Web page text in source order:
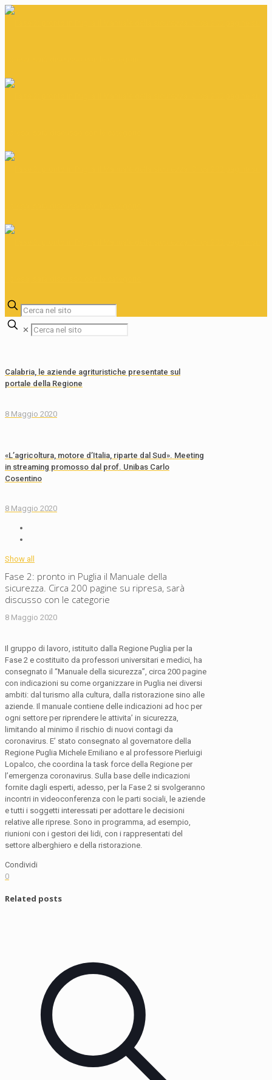
✕
Calabria, le aziende agrituristiche presentate sul
portale della Regione
8 Maggio 2020
«L’agricoltura, motore d’Italia, riparte dal Sud». Meeting
in streaming promosso dal prof. Unibas Carlo
Cosentino
8 Maggio 2020
Show all
Fase 2: pronto in Puglia il Manuale della
sicurezza. Circa 200 pagine su ripresa, sarà
discusso con le categorie
8 Maggio 2020
Il gruppo di lavoro, istituito dalla Regione Puglia per la
Fase 2 e costituito da professori universitari e medici, ha
consegnato il “Manuale della sicurezza”, circa 200 pagine
con indicazioni su come organizzare in Puglia nei diversi
ambiti: dal turismo alla cultura, dalla ristorazione sino alle
aziende. Il manuale contiene delle indicazioni ad hoc per
ogni settore per riprendere le attivita’ in sicurezza,
limitando al minimo il rischio di nuovi contagi da
coronavirus. E’ stato consegnato al governatore della
Regione Puglia Michele Emiliano e al professore Pierluigi
Lopalco, che coordina la task force della Regione per
l’emergenza coronavirus. Sulla base delle indicazioni
fornite dagli esperti, adesso, per la Fase 2 si svolgeranno
incontri in videoconferenza con le parti sociali, le aziende
e tutti i soggetti interessati per adottare le decisioni
relative alle riprese. Sono in programma, ad esempio,
riunioni con i gestori dei lidi, con i rappresentati del
settore alberghiero e della ristorazione.
Condividi
0
Related posts